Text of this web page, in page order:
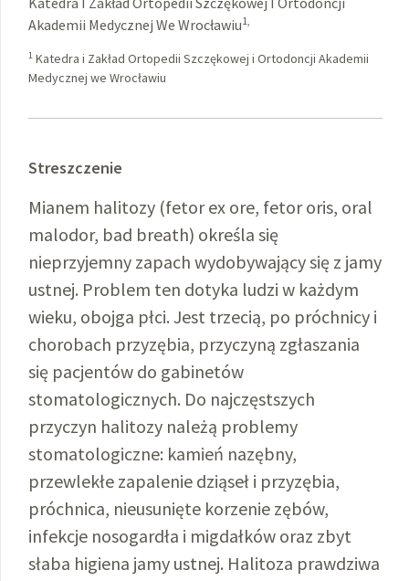
Akademii Medycznej We Wrocławiu1,
1 Katedra i Zakład Ortopedii Szczękowej i Ortodoncji Akademii
Medycznej we Wrocławiu
Streszczenie
Mianem halitozy (fetor ex ore, fetor oris, oral
malodor, bad breath) określa się
nieprzyjemny zapach wydobywający się z jamy
ustnej. Problem ten dotyka ludzi w każdym
wieku, obojga płci. Jest trzecią, po próchnicy i
chorobach przyzębia, przyczyną zgłaszania
się pacjentów do gabinetów
stomatologicznych. Do najczęstszych
przyczyn halitozy należą problemy
stomatologiczne: kamień nazębny,
przewlekłe zapalenie dziąseł i przyzębia,
próchnica, nieusunięte korzenie zębów,
infekcje nosogardła i migdałków oraz zbyt
słaba higiena jamy ustnej. Halitoza prawdziwa